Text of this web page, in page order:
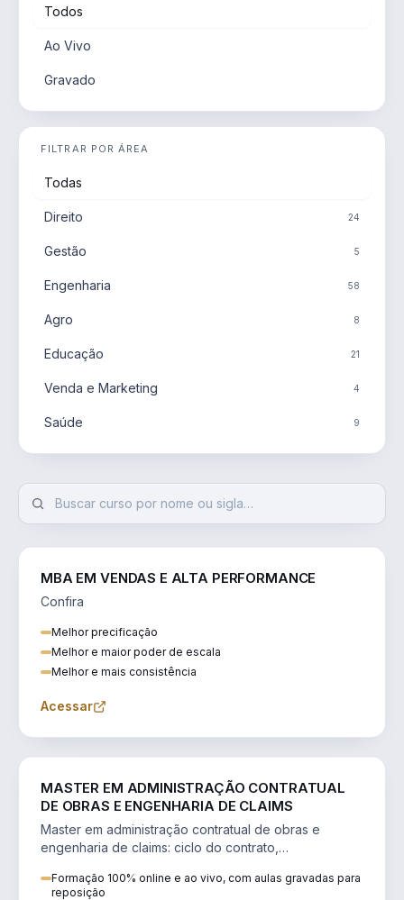
Todos
Ao Vivo
Gravado
FILTRAR POR ÁREA
Todas
Direito 24
Gestão 5
Engenharia 58
Agro 8
Educação 21
Venda e Marketing 4
Saúde 9
MBA EM VENDAS E ALTA PERFORMANCE
Confira
Melhor precificação
Melhor e maior poder de escala
Melhor e mais consistência
Acessar
MASTER EM ADMINISTRAÇÃO CONTRATUAL
DE OBRAS E ENGENHARIA DE CLAIMS
Master em administração contratual de obras e
engenharia de claims: ciclo do contrato,
Formação 100% online e ao vivo, com aulas gravadas para
reposição